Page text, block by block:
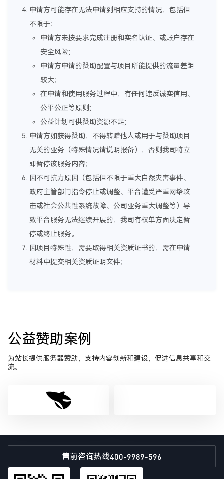
申请方可能存在无法申请到相应支持的情况，包括但
不限于：
申请方未按要求完成注册和实名认证、或账户存在
安全风险;
申请方申请的赞助配置与项目所能提供的流量差距
较大；
在申请和使用服务过程中，有任何违反诚实信用、
公平公正等原则;
公益计划可供赞助资源不足;
申请方如获得赞助，不得转赠他人或用于与赞助项目
无关的业务（特殊情况请说明报备），否则我司将立
即暂停该服务内容；
因不可抗力原因（包括但不限于重大自然灾害事件、
政府主管部门指令停止或调整、平台遭受严重网络攻
击或社会公共性系统故障、公司业务重大调整等）导
致平台服务无法继续开展的，我司有权单方面决定暂
停或终止服务。
因项目特殊性，需要取得相关资质证书的，需在申请
材料中提交相关资质证明文件；
公益赞助案例
为站长提供服务器赞助，支持内容创新和建设，促进信息共享和交
流。
售前咨询热线400-9989-596